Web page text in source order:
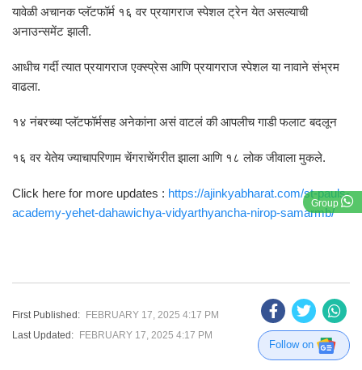
Group
यावेळी अचानक प्लॅटफॉर्म १६ वर प्रयागराज स्पेशल ट्रेन येत असल्याची
अनाउन्समेंट झाली.
आधीच गर्दी त्यात प्रयागराज एक्स्प्रेस आणि प्रयागराज स्पेशल या नावाने संभ्रम
वाढला.
१४ नंबरच्या प्लॅटफॉर्मसह अनेकांना असं वाटलं की आपलीच गाडी फलाट बदलून
१६ वर येतेय ज्याचापरिणाम चेंगराचेंगरीत झाला आणि १८ लोक जीवाला मुकले.
Click here for more updates : https://ajinkyabharat.com/st-pauls-
academy-yehet-dahawichya-vidyarthyancha-nirop-samarmb/
First Published: FEBRUARY 17, 2025 4:17 PM
Last Updated: FEBRUARY 17, 2025 4:17 PM
Follow on